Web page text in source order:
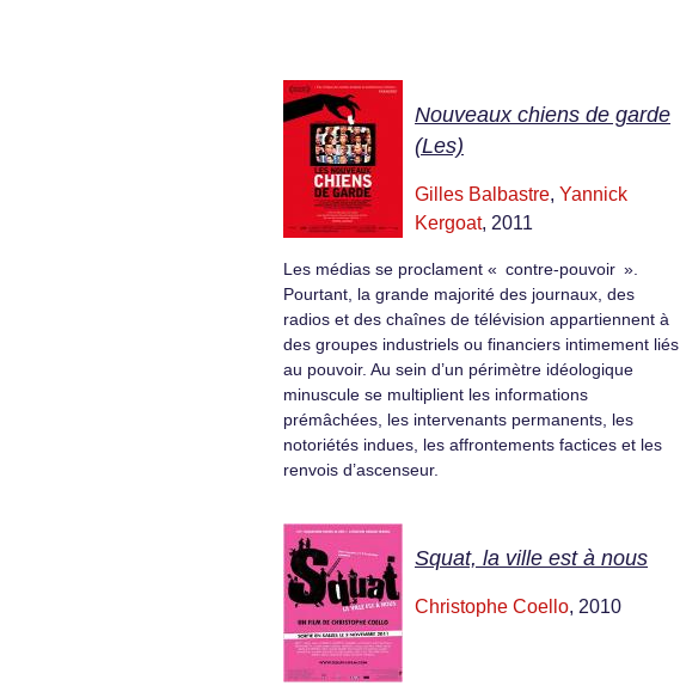
Nouveaux chiens de garde
(Les)
Gilles Balbastre, Yannick
Kergoat, 2011
Les médias se proclament « contre-pouvoir ».
Pourtant, la grande majorité des journaux, des
radios et des chaînes de télévision appartiennent à
des groupes industriels ou financiers intimement liés
au pouvoir. Au sein d’un périmètre idéologique
minuscule se multiplient les informations
prémâchées, les intervenants permanents, les
notoriétés indues, les affrontements factices et les
renvois d’ascenseur.
Squat, la ville est à nous
Christophe Coello, 2010